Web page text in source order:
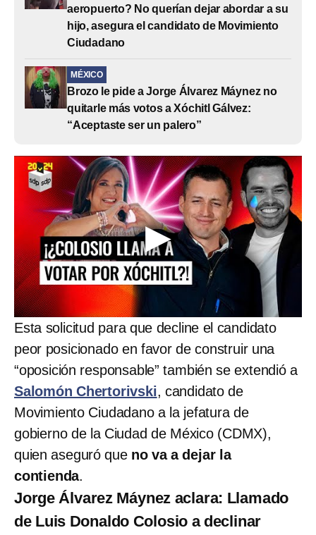
aeropuerto? No querían dejar abordar a su
hijo, asegura el candidato de Movimiento
Ciudadano
MÉXICO
Brozo le pide a Jorge Álvarez Máynez no
quitarle más votos a Xóchitl Gálvez:
“Aceptaste ser un palero”
Esta solicitud para que decline el candidato
peor posicionado en favor de construir una
“oposición responsable” también se extendió a
Salomón Chertorivski, candidato de
Movimiento Ciudadano a la jefatura de
gobierno de la Ciudad de México (CDMX),
quien aseguró que no va a dejar la
contienda.
Jorge Álvarez Máynez aclara: Llamado
de Luis Donaldo Colosio a declinar